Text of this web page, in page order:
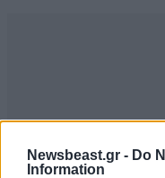
Newsbeast.gr - Do
Information